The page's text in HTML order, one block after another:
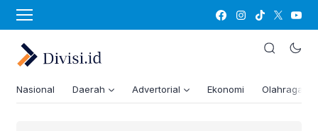
Nasional Daerah Advertorial Ekonomi Olahraga